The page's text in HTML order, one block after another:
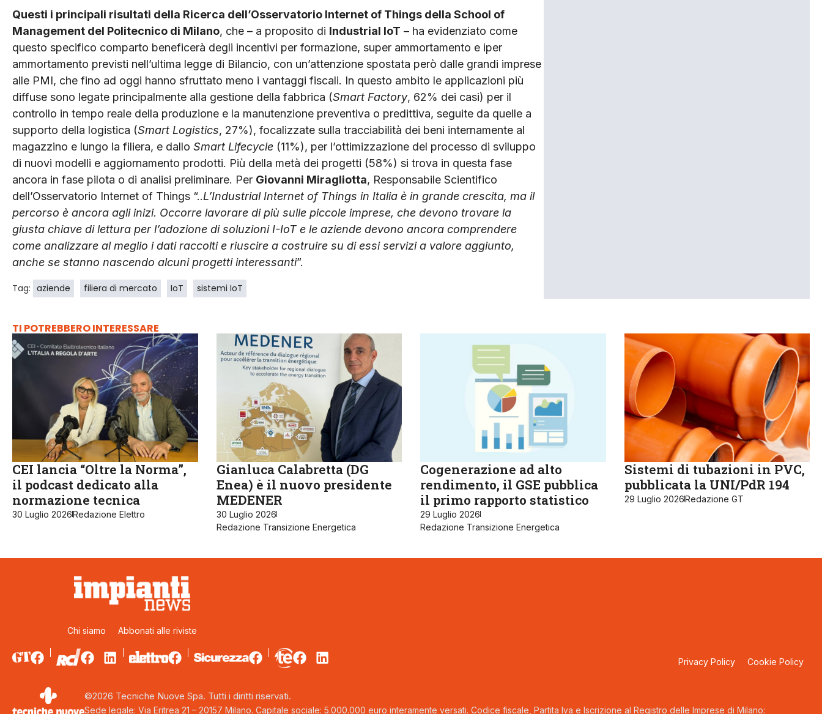
Questi i principali risultati della Ricerca dell’Osservatorio Internet of Things della School of
Management del Politecnico di Milano, che – a proposito di Industrial IoT – ha evidenziato come
questo specifico comparto beneficerà degli incentivi per formazione, super ammortamento e iper
ammortamento previsti nell’ultima legge di Bilancio, con un’attenzione spostata però dalle grandi imprese
alle PMI, che fino ad oggi hanno sfruttato meno i vantaggi fiscali. In questo ambito le applicazioni più
diffuse sono legate principalmente alla gestione della fabbrica (Smart Factory, 62% dei casi) per il
controllo in tempo reale della produzione e la manutenzione preventiva o predittiva, seguite da quelle a
supporto della logistica (Smart Logistics, 27%), focalizzate sulla tracciabilità dei beni internamente al
magazzino e lungo la filiera, e dallo Smart Lifecycle (11%), per l’ottimizzazione del processo di sviluppo
di nuovi modelli e aggiornamento prodotti. Più della metà dei progetti (58%) si trova in questa fase
ancora in fase pilota o di analisi preliminare. Per Giovanni Miragliotta, Responsabile Scientifico
dell’Osservatorio Internet of Things “..L’Industrial Internet of Things in Italia è in grande crescita, ma il
percorso è ancora agli inizi. Occorre lavorare di più sulle piccole imprese, che devono trovare la
giusta chiave di lettura per l’adozione di soluzioni I-IoT e le aziende devono ancora comprendere
come analizzare al meglio i dati raccolti e riuscire a costruire su di essi servizi a valore aggiunto,
anche se stanno nascendo alcuni progetti interessanti”.
Tag: aziende filiera di mercato IoT sistemi IoT
TI POTREBBERO INTERESSARE
CEI lancia “Oltre la Norma”,
il podcast dedicato alla
normazione tecnica
30 Luglio 2026Redazione Elettro
Gianluca Calabretta (DG
Enea) è il nuovo presidente
MEDENER
30 Luglio 2026
Redazione Transizione Energetica
Cogenerazione ad alto
rendimento, il GSE pubblica
il primo rapporto statistico
29 Luglio 2026
Redazione Transizione Energetica
Sistemi di tubazioni in PVC,
pubblicata la UNI/PdR 194
29 Luglio 2026Redazione GT
Chi siamo Abbonati alle riviste
Privacy Policy Cookie Policy
©2026 Tecniche Nuove Spa. Tutti i diritti riservati.
Sede legale: Via Eritrea 21 – 20157 Milano. Capitale sociale: 5.000.000 euro interamente versati. Codice fiscale, Partita Iva e Iscrizione al Registro delle Imprese di Milano: